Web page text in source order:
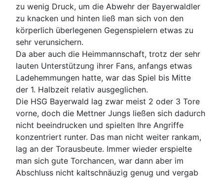
zu wenig Druck, um die Abwehr der Bayerwaldler
zu knacken und hinten ließ man sich von den
körperlich überlegenen Gegenspielern etwas zu
sehr verunsichern.
Da aber auch die Heimmannschaft, trotz der sehr
lauten Unterstützung ihrer Fans, anfangs etwas
Ladehemmungen hatte, war das Spiel bis Mitte
der 1. Halbzeit relativ ausgeglichen.
Die HSG Bayerwald lag zwar meist 2 oder 3 Tore
vorne, doch die Mettner Jungs ließen sich dadurch
nicht beeindrucken und spielten Ihre Angriffe
konzentriert runter. Das man nicht weiter rankam,
lag an der Torausbeute. Immer wieder erspielte
man sich gute Torchancen, war dann aber im
Abschluss nicht kaltschnäuzig genug und vergab